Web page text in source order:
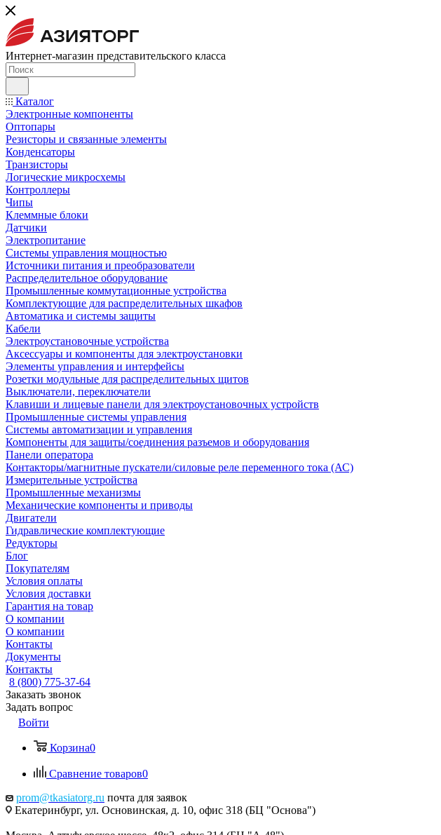
Интернет-магазин представительского класса
Каталог
Электронные компоненты
Оптопары
Резисторы и связанные элементы
Конденсаторы
Транзисторы
Логические микросхемы
Контроллеры
Чипы
Клеммные блоки
Датчики
Электропитание
Системы управления мощностью
Источники питания и преобразователи
Распределительное оборудование
Промышленные коммутационные устройства
Комплектующие для распределительных шкафов
Автоматика и системы защиты
Кабели
Электроустановочные устройства
Аксессуары и компоненты для электроустановки
Элементы управления и интерфейсы
Розетки модульные для распределительных щитов
Выключатели, переключатели
Клавиши и лицевые панели для электроустановочных устройств
Промышленные системы управления
Системы автоматизации и управления
Компоненты для защиты/соединения разъемов и оборудования
Панели оператора
Контакторы/магнитные пускатели/силовые реле переменного тока (АС)
Измерительные устройства
Промышленные механизмы
Механические компоненты и приводы
Двигатели
Гидравлические комплектующие
Редукторы
Блог
Покупателям
Условия оплаты
Условия доставки
Гарантия на товар
О компании
О компании
Контакты
Документы
Контакты
8 (800) 775-37-64
Заказать звонок
Задать вопрос
Войти
Корзина0
Сравнение товаров0
prom@tkasiatorg.ru почта для заявок
Екатеринбург, ул. Основинская, д. 10, офис 318 (БЦ "Основа")